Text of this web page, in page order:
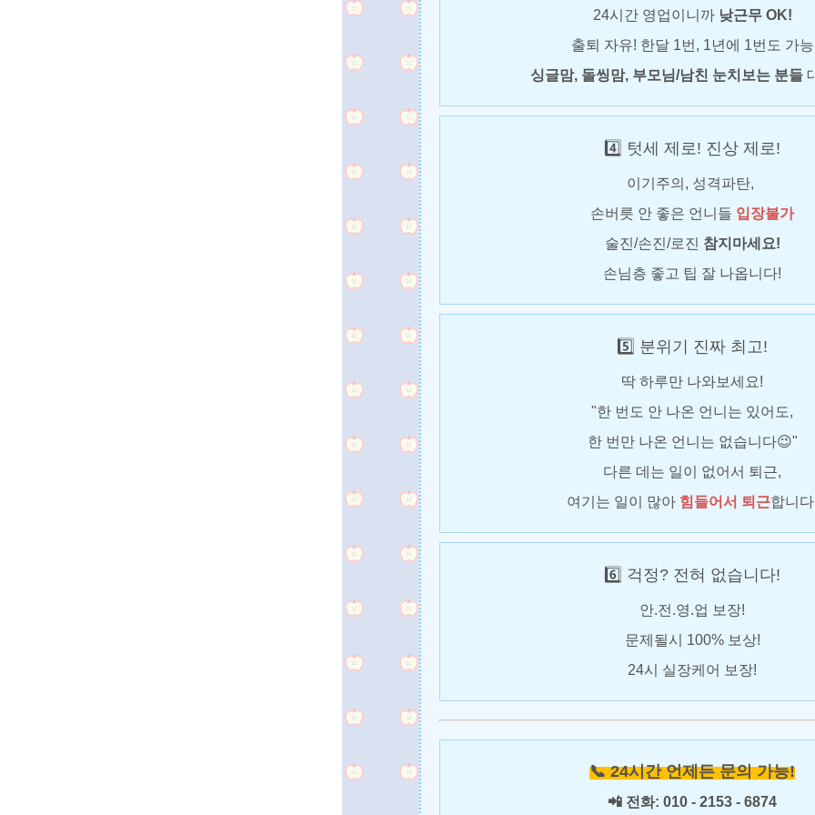
24시간 영업이니까 낮근무 OK!
출퇴 자유! 한달 1번, 1년에 1번도 가능
싱글맘, 돌씽맘, 부모님/남친 눈치보는 분들
4️⃣ 텃세 제로! 진상 제로!
이기주의, 성격파탄,
손버릇 안 좋은 언니들 입장불가
술진/손진/로진 참지마세요!
손님층 좋고 팁 잘 나옵니다!
5️⃣ 분위기 진짜 최고!
딱 하루만 나와보세요!
"한 번도 안 나온 언니는 있어도,
한 번만 나온 언니는 없습니다😉"
다른 데는 일이 없어서 퇴근,
여기는 일이 많아 힘들어서 퇴근합니
6️⃣ 걱정? 전혀 없습니다!
안.전.영.업 보장!
문제될시 100% 보상!
24시 실장케어 보장!
📞 24시간 언제든 문의 가능!
📲 전화: 010 - 2153 - 6874